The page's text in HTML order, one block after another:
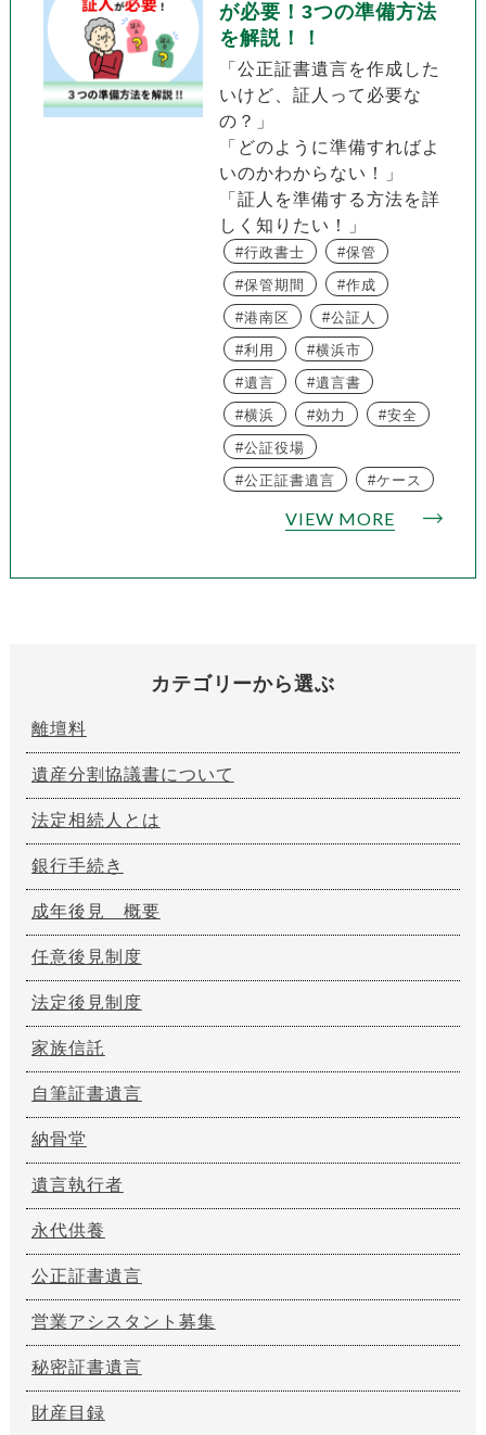
が必要！3つの準備方法
を解説！！
「公正証書遺言を作成した
いけど、証人って必要な
の？」
「どのように準備すればよ
いのかわからない！」
「証人を準備する方法を詳
しく知りたい！」
行政書士
保管
保管期間
作成
港南区
公証人
利用
横浜市
遺言
遺言書
横浜
効力
安全
公証役場
公正証書遺言
ケース
VIEW MORE
カテゴリーから選ぶ
離壇料
遺産分割協議書について
法定相続人とは
銀行手続き
成年後見 概要
任意後見制度
法定後見制度
家族信託
自筆証書遺言
納骨堂
遺言執行者
永代供養
公正証書遺言
営業アシスタント募集
秘密証書遺言
財産目録